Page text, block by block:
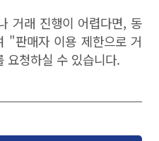
거래 진행이 어렵다면, 동
"판매자 이용 제한으로 거
요청하실 수 있습니다.